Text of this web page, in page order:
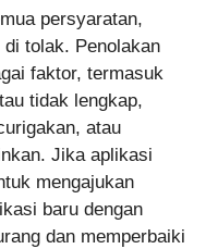
persyaratan,
tolak. Penolakan
faktor, termasuk
tidak lengkap,
atau
Jika aplikasi
mengajukan
baru dengan
dan memperbaiki